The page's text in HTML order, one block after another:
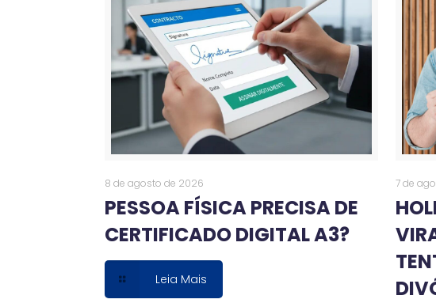
8 de agosto de 2026
PESSOA FÍSICA PRECISA DE
CERTIFICADO DIGITAL A3?
Leia Mais
7 de